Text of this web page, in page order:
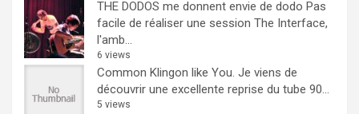
THE DODOS me donnent envie de dodo Pas
facile de réaliser une session The Interface,
l'amb...
6 views
Common Klingon like You. Je viens de
découvrir une excellente reprise du tube 90...
5 views